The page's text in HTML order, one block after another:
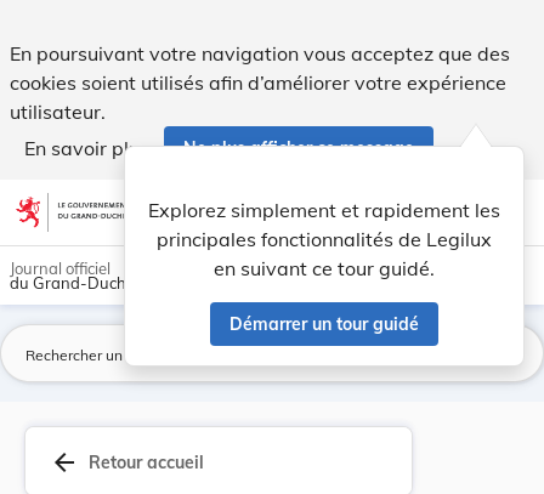
En poursuivant votre navigation vous acceptez que des
cookies soient utilisés afin d’améliorer votre expérience
utilisateur.
En savoir plus
Ne plus afficher ce message
Aller au contenu account_circle help Aide
Explorez simplement et rapidement les
principales fonctionnalités de Legilux
en suivant ce tour guidé.
Démarrer un tour guidé
light_mode dark_mode
Journal officiel
du Grand-Duché de Luxembourg
arrow_back Retour accueil